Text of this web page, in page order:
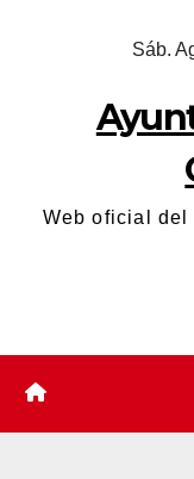
Sáb.
Web oficial del